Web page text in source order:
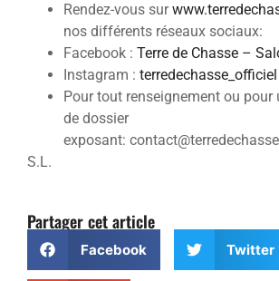
Rendez-vous sur
nos différents réseaux sociaux:
Facebook : Terre de Chasse –
Instagram : terredechasse_officiel
Pour tout renseignement ou pour
de dossier
exposant:
S.L.
Partager cet article
Facebook Twitter